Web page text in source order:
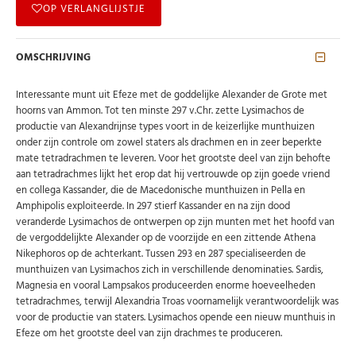
Abonneer u op onze nieuwsbrief
Schrijf u in voor onze gratis nieuwsbrief en ontvang
OP VERLANGLIJSTJE
OMSCHRIJVING
Interessante munt uit Efeze met de goddelijke Alexander de Grote met
hoorns van Ammon. Tot ten minste 297 v.Chr. zette Lysimachos de
productie van Alexandrijnse types voort in de keizerlijke munthuizen
onder zijn controle om zowel staters als drachmen en in zeer beperkte
mate tetradrachmen te leveren. Voor het grootste deel van zijn behofte
aan tetradrachmes lijkt het erop dat hij vertrouwde op zijn goede vriend
en collega Kassander, die de Macedonische munthuizen in Pella en
Amphipolis exploiteerde. In 297 stierf Kassander en na zijn dood
veranderde Lysimachos de ontwerpen op zijn munten met het hoofd van
de vergoddelijkte Alexander op de voorzijde en een zittende Athena
Nikephoros op de achterkant. Tussen 293 en 287 specialiseerden de
munthuizen van Lysimachos zich in verschillende denominaties. Sardis,
Magnesia en vooral Lampsakos produceerden enorme hoeveelheden
tetradrachmes, terwijl Alexandria Troas voornamelijk verantwoordelijk was
voor de productie van staters. Lysimachos opende een nieuw munthuis in
Efeze om het grootste deel van zijn drachmes te produceren.